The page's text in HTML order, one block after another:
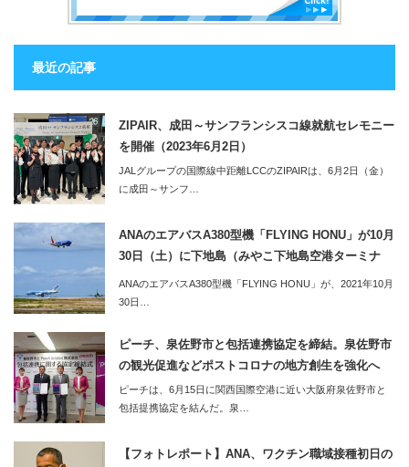
最近の記事
ZIPAIR、成田～サンフランシスコ線就航セレモニー
を開催（2023年6月2日）
JALグループの国際線中距離LCCのZIPAIRは、6月2日（金）
に成田～サンフ…
ANAのエアバスA380型機「FLYING HONU」が10月
30日（土）に下地島（みやこ下地島空港ターミナ
ル）へ。同便利用のツアーの2泊3日のツアーも販売
開始
ANAのエアバスA380型機「FLYING HONU」が、2021年10月
30日…
ピーチ、泉佐野市と包括連携協定を締結。泉佐野市
の観光促進などポストコロナの地方創生を強化へ
ピーチは、6月15日に関西国際空港に近い大阪府泉佐野市と
包括提携協定を結んだ。泉…
【フォトレポート】ANA、ワクチン職域接種初日の